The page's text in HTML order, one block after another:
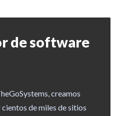
de software
creamos
de miles de sitios